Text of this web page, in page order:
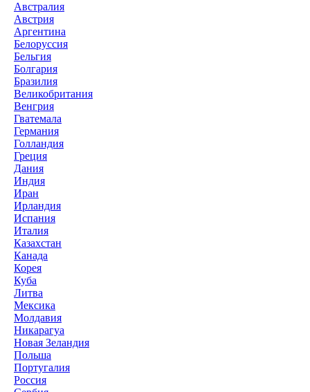
Австралия
Австрия
Аргентина
Белоруссия
Бельгия
Болгария
Бразилия
Великобритания
Венгрия
Гватемала
Германия
Голландия
Греция
Дания
Индия
Иран
Ирландия
Испания
Италия
Казахстан
Канада
Корея
Куба
Литва
Мексика
Молдавия
Никарагуа
Новая Зеландия
Польша
Португалия
Россия